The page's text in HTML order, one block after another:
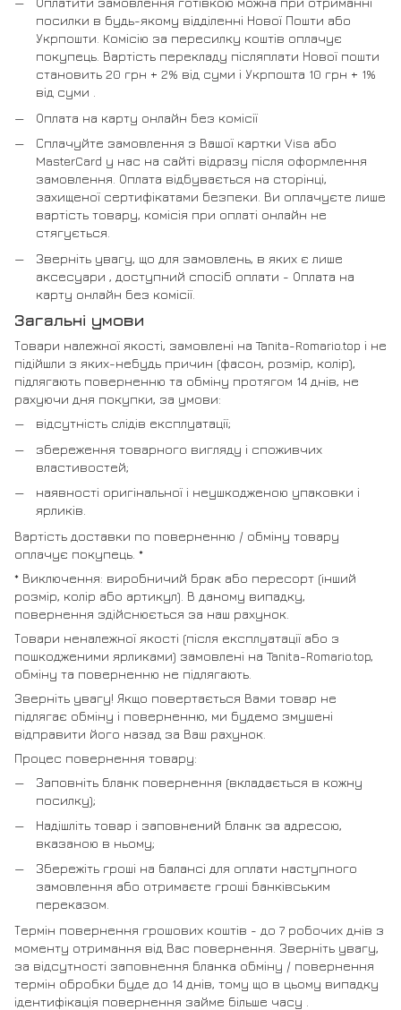
посилки в будь-якому відділенні Нової Пошти або
Укрпошти. Комісію за пересилку коштів оплачує
покупець. Вартість перекладу післяплати Нової пошти
становить 20 грн + 2% від суми і Укрпошта 10 грн + 1%
від суми .
Оплата на карту онлайн без комісії
Сплачуйте замовлення з Вашої картки Visa або
MasterCard у нас на сайті відразу після оформлення
замовлення. Оплата відбувається на сторінці,
захищеної сертифікатами безпеки. Ви оплачуєте лише
вартість товару, комісія при оплаті онлайн не
стягується.
Зверніть увагу, що для замовлень, в яких є лише
аксесуари , доступний спосіб оплати - Оплата на
карту онлайн без комісії.
Загальні умови
Товари належної якості, замовлені на Tanita-Romario.top і не
підійшли з яких-небудь причин (фасон, розмір, колір),
підлягають поверненню та обміну протягом 14 днів, не
рахуючи дня покупки, за умови:
відсутність слідів експлуатації;
збереження товарного вигляду і споживчих
властивостей;
наявності оригінальної і неушкодженою упаковки і
ярликів.
Вартість доставки по поверненню / обміну товару
оплачує покупець. *
* Виключення: виробничий брак або пересорт (інший
розмір, колір або артикул). В даному випадку,
повернення здійснюється за наш рахунок.
Товари неналежної якості (після експлуатації або з
пошкодженими ярликами) замовлені на Tanita-Romario.top,
обміну та поверненню не підлягають.
Зверніть увагу! Якщо повертається Вами товар не
підлягає обміну і поверненню, ми будемо змушені
відправити його назад за Ваш рахунок.
Процес повернення товару:
Заповніть бланк повернення (вкладається в кожну
посилку);
Надішліть товар і заповнений бланк за адресою,
вказаною в ньому;
Збережіть гроші на балансі для оплати наступного
замовлення або отримаєте гроші банківським
переказом.
Термін повернення грошових коштів - до 7 робочих днів з
моменту отримання від Вас повернення. Зверніть увагу,
за відсутності заповнення бланка обміну / повернення
термін обробки буде до 14 днів, тому що в цьому випадку
ідентифікація повернення займе більше часу .